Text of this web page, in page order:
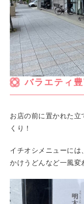
バラエティ
お店の前に置かれた立
くり！
イチオシメニューには
かけうどんなど一風変